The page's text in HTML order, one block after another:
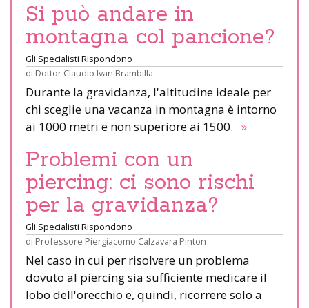
Si può andare in
montagna col pancione?
Gli Specialisti Rispondono
di Dottor Claudio Ivan Brambilla
Durante la gravidanza, l'altitudine ideale per
chi sceglie una vacanza in montagna è intorno
ai 1000 metri e non superiore ai 1500. »
Problemi con un
piercing: ci sono rischi
per la gravidanza?
Gli Specialisti Rispondono
di Professore Piergiacomo Calzavara Pinton
Nel caso in cui per risolvere un problema
dovuto al piercing sia sufficiente medicare il
lobo dell'orecchio e, quindi, ricorrere solo a